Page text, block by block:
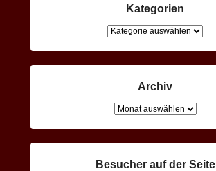
Kategorien
Kategorien
Archiv
Archiv
Besucher auf der Seite